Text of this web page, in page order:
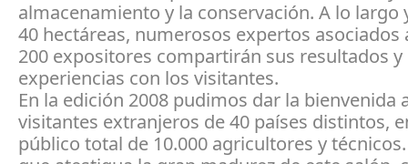
almacenamiento y la conservación. A lo largo
40 hectáreas, numerosos expertos asociados
200 expositores compartirán sus resultados y
experiencias con los visitantes.
En la edición 2008 pudimos dar la bienvenida
visitantes extranjeros de 40 países distintos,
público total de 10.000 agricultores y